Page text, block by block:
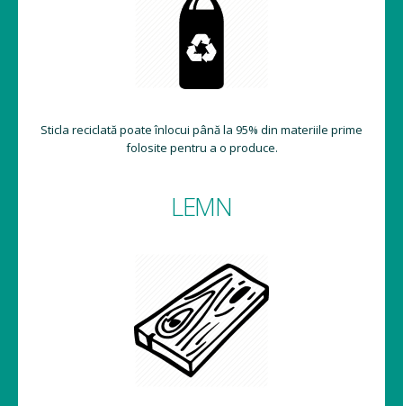
Sticla reciclată poate înlocui până la 95% din materiile prime
folosite pentru a o produce.
LEMN